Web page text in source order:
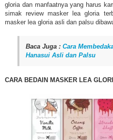
gloria dan manfaatnya yang harus
simak review masker lea gloria
masker lea gloria asli dan palsu
Baca Juga : Cara
Hanasui Asli dan Palsu
CARA BEDAIN MASKER LEA